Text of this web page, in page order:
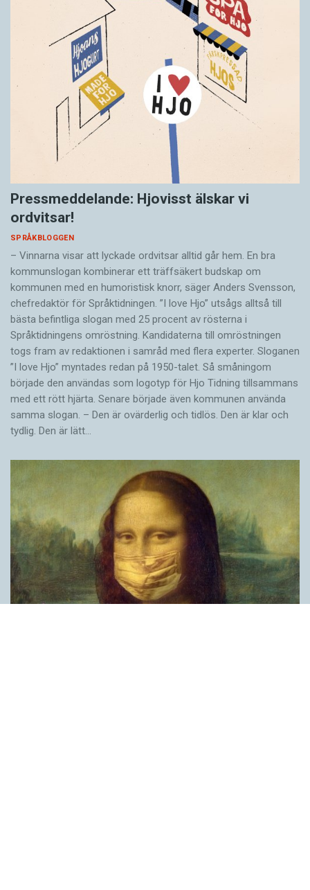
Pressmeddelande: Hjovisst älskar vi
ordvitsar!
SPRÅKBLOGGEN
– Vinnarna visar att lyckade ordvitsar alltid går hem. En bra
kommunslogan kombinerar ett träffsäkert budskap om
kommunen med en humoristisk knorr, säger Anders Svensson,
chefredaktör för Språktidningen. ”I love Hjo” utsågs alltså till
bästa befintliga slogan med 25 procent av rösterna i
Språktidningens omröstning. Kandidaterna till omröstningen
togs fram av redaktionen i samråd med flera experter. Sloganen
”I love Hjo” myntades redan på 1950-talet. Så småningom
började den användas som logotyp för Hjo Tidning tillsammans
med ett rött hjärta. Senare började även kommunen använda
samma slogan. – Den är ovärderlig och tidlös. Den är klar och
tydlig. Den är lätt…